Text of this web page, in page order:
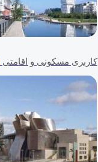
کاربری مسکونی و اقامتی